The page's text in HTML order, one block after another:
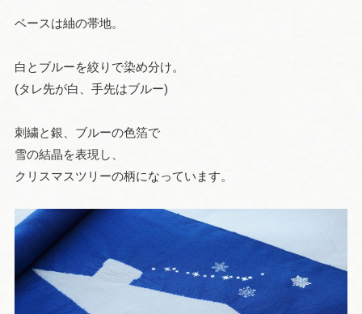
ベースは紬の帯地。
白とブルーを絞りで染め分け。
(タレ先が白、手先はブルー)
刺繍と銀、ブルーの色箔で
雪の結晶を表現し、
クリスマスツリーの柄になっています。